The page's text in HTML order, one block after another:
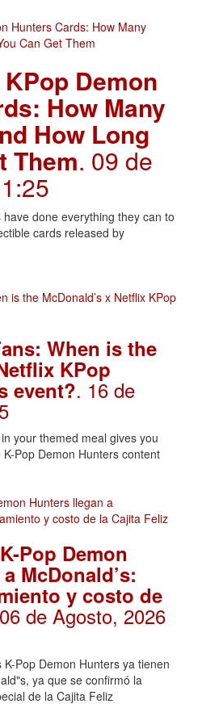
KPop Demon
How Many
How Long
Them. 09 de
done everything they can to
cards released by
When is the
KPop
event?. 16 de
your themed meal gives you
Pop Demon Hunters content
Pop Demon
McDonald’s:
y costo de
de Agosto, 2026
Pop Demon Hunters ya tienen
ya que se confirmó la
de la Cajita Feliz